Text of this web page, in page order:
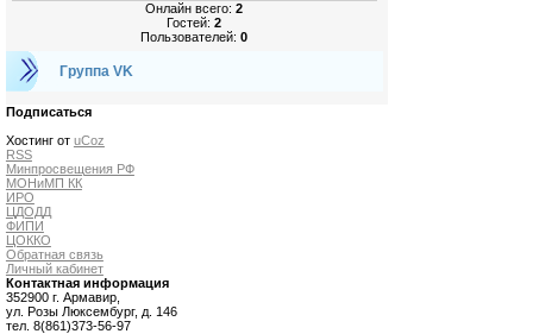
Онлайн всего:2
Гостей:2
Пользователей:0
Группа VK
Подписаться
Хостинг от uCoz
RSS
Минпросвещения РФ
МОНиМП КК
ИРО
ЦДОДД
ФИПИ
ЦОККО
Обратная связь
Личный кабинет
Контактная информация
352900 г. Армавир,
ул. Розы Люксембург, д. 146
тел. 8(861)373-56-97